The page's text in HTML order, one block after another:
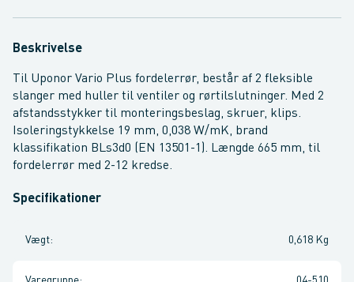
Beskrivelse
Til Uponor Vario Plus fordelerrør, består af 2 fleksible
slanger med huller til ventiler og rørtilslutninger. Med 2
afstandsstykker til monteringsbeslag, skruer, klips.
Isoleringstykkelse 19 mm, 0,038 W/mK, brand
klassifikation BLs3d0 (EN 13501-1). Længde 665 mm, til
fordelerrør med 2-12 kredse.
Specifikationer
Vægt: 0,618 Kg